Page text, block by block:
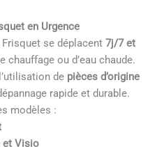
en Urgence
se déplacent7j/7 et
ou d’eau chaude.
de pièces d’origine
rapide et durable.
modèles :
et Visio